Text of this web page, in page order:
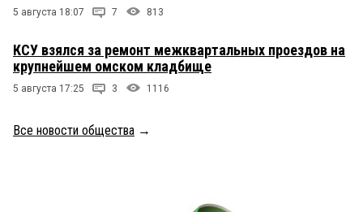
5 августа 18:07 7 813
КСУ взялся за ремонт межквартальных проездов на
крупнейшем омском кладбище
5 августа 17:25 3 1116
Все новости общества →